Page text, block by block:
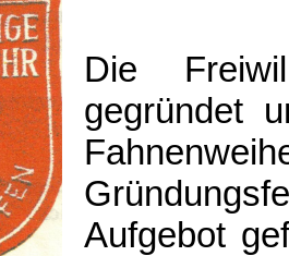
Die
gegründet
Aufgebot